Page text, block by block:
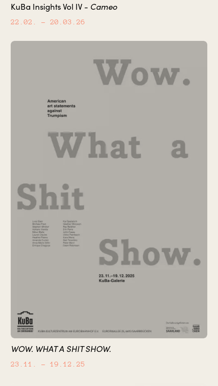
KuBa Insights Vol IV - Cameo
22.02. – 20.03.26
WOW. WHAT A SHIT SHOW.
23.11. – 19.12.25